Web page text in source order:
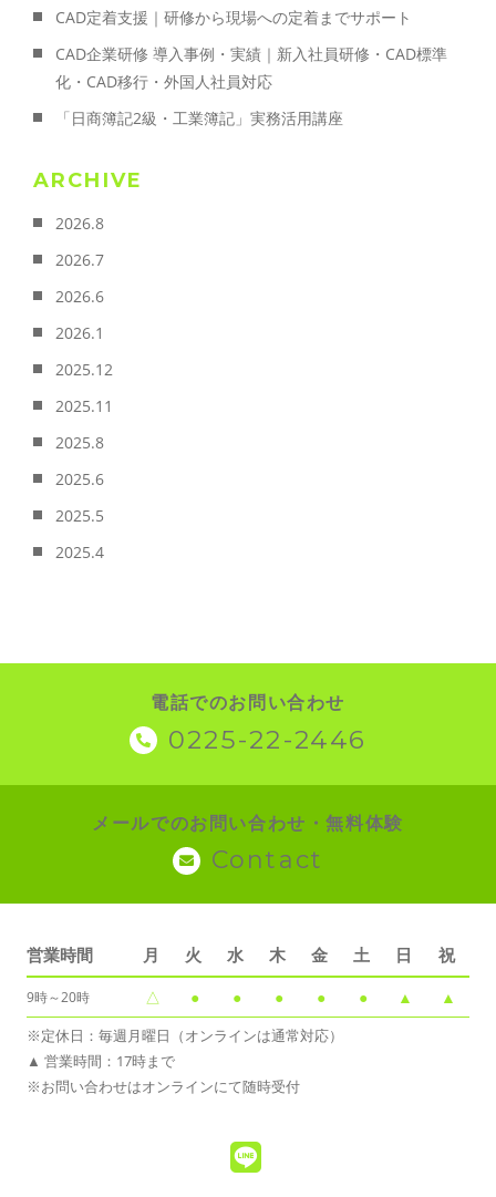
CAD定着支援｜研修から現場への定着までサポート
CAD企業研修 導入事例・実績｜新入社員研修・CAD標準
化・CAD移行・外国人社員対応
「日商簿記2級・工業簿記」実務活用講座
ARCHIVE
2026.8
2026.7
2026.6
2026.1
2025.12
2025.11
2025.8
2025.6
2025.5
2025.4
電話でのお問い合わせ
0225-22-2446
メールでのお問い合わせ・無料体験
Contact
営業時間 月 火 水 木 金 土 日 祝
9時～20時 △ ● ● ● ● ● ▲ ▲
※定休日：毎週月曜日（オンラインは通常対応）
▲ 営業時間：17時まで
※お問い合わせはオンラインにて随時受付